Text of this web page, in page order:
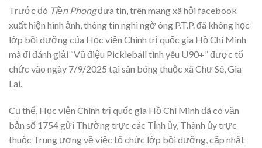
Trước đó Tiền Phongđưa tin, trên mạng xã hội facebook
xuất hiện hình ảnh, thông tin nghi ngờ ông P.T.P. đã không học
lớp bồi dưỡng của Học viện Chính trị quốc gia Hồ Chí Minh
mà đi đánh giải “Vũ điệu Pickleball tình yêu U90+” được tổ
chức vào ngày 7/9/2025 tại sân bóng thuộc xã Chư Sê, Gia
Lai.
Cụ thể, Học viện Chính trị quốc gia Hồ Chí Minh đã có văn
bản số 1754 gửi Thường trực các Tỉnh ủy, Thành ủy trực
thuộc Trung ương về việc tổ chức lớp bồi dưỡng, cập nhật